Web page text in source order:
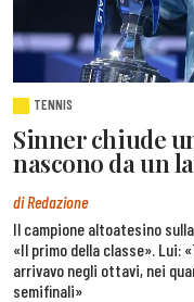
TENNIS
Sinner chiude
nascono da un
di Redazione
Il campione altoatesino
«Il primo della classe». Lui:
arrivavo negli ottavi, nei
semifinali»